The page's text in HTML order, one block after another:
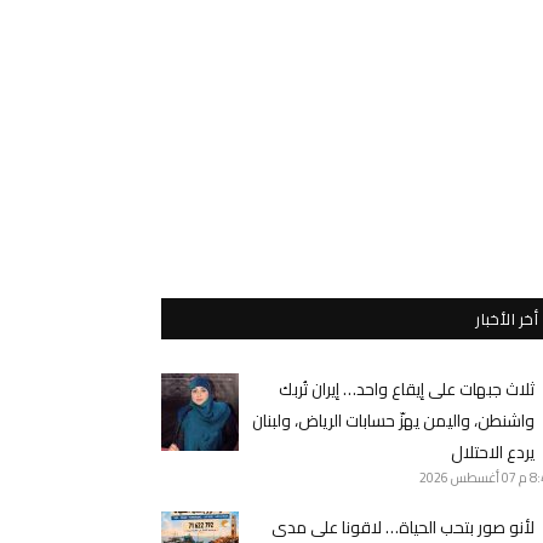
أخر الأخبار
ثلاث جبهات على إيقاع واحد… إيران تُربك
واشنطن، واليمن يهزّ حسابات الرياض، ولبنان
يردع الاحتلال
م 07 أغسطس 2026
لأنو صور بتحب الحياة… لاقونا على مدى